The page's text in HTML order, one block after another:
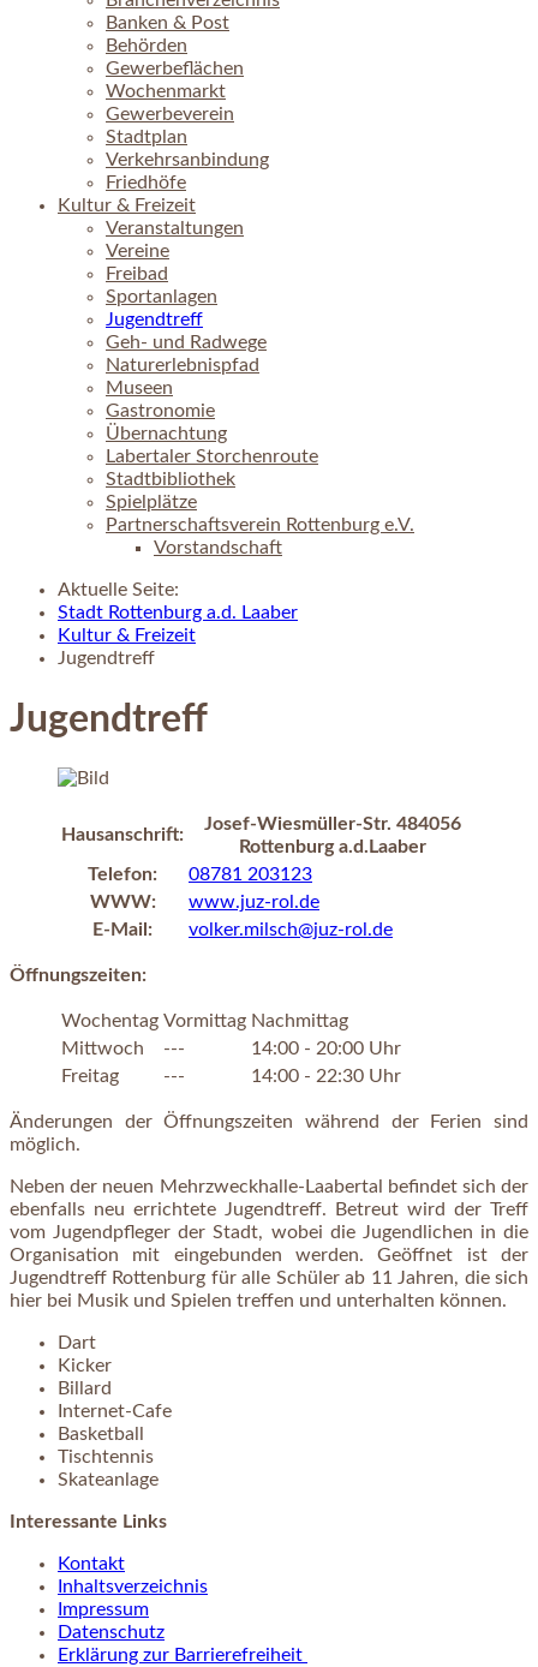
Banken & Post
Behörden
Gewerbeflächen
Wochenmarkt
Gewerbeverein
Stadtplan
Verkehrsanbindung
Friedhöfe
Kultur & Freizeit
Veranstaltungen
Vereine
Freibad
Sportanlagen
Jugendtreff
Geh- und Radwege
Naturerlebnispfad
Museen
Gastronomie
Übernachtung
Labertaler Storchenroute
Stadtbibliothek
Spielplätze
Partnerschaftsverein Rottenburg e.V.
Vorstandschaft
Aktuelle Seite:
Stadt Rottenburg a.d. Laaber
Kultur & Freizeit
Jugendtreff
Jugendtreff
Hausanschrift:
Josef-Wiesmüller-Str. 484056
Rottenburg a.d.Laaber
Telefon:
08781 203123
WWW:
www.juz-rol.de
E-Mail:
volker.milsch@juz-rol.de
Öffnungszeiten:
Wochentag Vormittag Nachmittag
Mittwoch
---
14:00 - 20:00 Uhr
Freitag
--- 14:00 - 22:30 Uhr
Änderungen der Öffnungszeiten während der Ferien sind
möglich.
Neben der neuen Mehrzweckhalle-Laabertal befindet sich der
ebenfalls neu errichtete Jugendtreff. Betreut wird der Treff
vom Jugendpfleger der Stadt, wobei die Jugendlichen in die
Organisation mit eingebunden werden. Geöffnet ist der
Jugendtreff Rottenburg für alle Schüler ab 11 Jahren, die sich
hier bei Musik und Spielen treffen und unterhalten können.
Dart
Kicker
Billard
Internet-Cafe
Basketball
Tischtennis
Skateanlage
Interessante Links
Kontakt
Inhaltsverzeichnis
Impressum
Datenschutz
Erklärung zur Barrierefreiheit